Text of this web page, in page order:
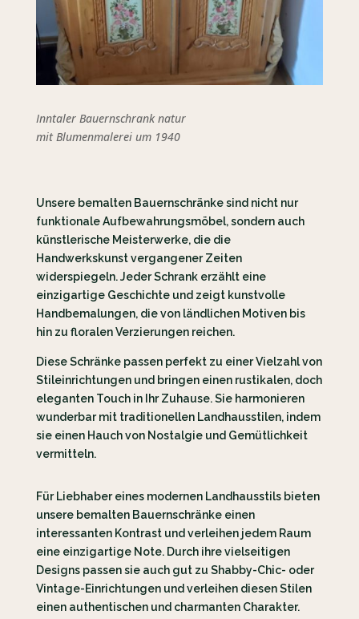
Inntaler Bauernschrank natur
mit Blumenmalerei um 1940
Unsere bemalten Bauernschränke sind nicht nur
funktionale Aufbewahrungsmöbel, sondern auch
künstlerische Meisterwerke, die die
Handwerkskunst vergangener Zeiten
widerspiegeln. Jeder Schrank erzählt eine
einzigartige Geschichte und zeigt kunstvolle
Handbemalungen, die von ländlichen Motiven bis
hin zu floralen Verzierungen reichen.
Diese Schränke passen perfekt zu einer Vielzahl von
Stileinrichtungen und bringen einen rustikalen, doch
eleganten Touch in Ihr Zuhause. Sie harmonieren
wunderbar mit traditionellen Landhausstilen, indem
sie einen Hauch von Nostalgie und Gemütlichkeit
vermitteln.
Für Liebhaber eines modernen Landhausstils bieten
unsere bemalten Bauernschränke einen
interessanten Kontrast und verleihen jedem Raum
eine einzigartige Note. Durch ihre vielseitigen
Designs passen sie auch gut zu Shabby-Chic- oder
Vintage-Einrichtungen und verleihen diesen Stilen
einen authentischen und charmanten Charakter.